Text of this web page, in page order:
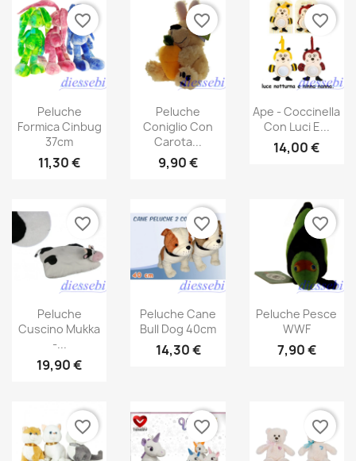
Peluche
Formica Cinbug
37cm
11,30 €
favorite_border
Peluche
Coniglio Con
Carota...
9,90 €
favorite_border
Ape - Coccinella
Con Luci E...
14,00 €
favorite_border
Peluche
Cuscino Mukka
-...
19,90 €
favorite_border
Peluche Cane
Bull Dog 40cm
14,30 €
favorite_border
Peluche Pesce
WWF
7,90 €
favorite_border
favorite_border favorite_border favorite_border